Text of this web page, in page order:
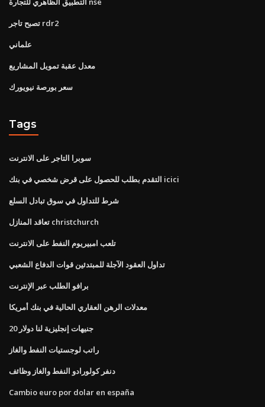
تصبح تاجر rdr2
علماني
معدل عقبة تمويل المشاريع
سعر بورصة نيويورك
Tags
سوبرا التاجر على الانترنت
التقدم بطلب للحصول على قرض شخصي في بنك icici
شرط للتداول في سوق تبادل السلع
تعاقد المنازل christchurch
تلعب امبيريوم النفط على الانترنت
تداول العقود الآجلة للمبتدئين قوات الدفاع الشعبي
برافو الطلب عبر الإنترنت
معدلات الرهن العقاري الحالية في بنك أمريكا
20 جنيهات إنجليزية لنا دولار
راتب لوجستيات النفط والغاز
دنفر كولورادو النفط والغاز وظائف
Cambio euro por dolar en españa